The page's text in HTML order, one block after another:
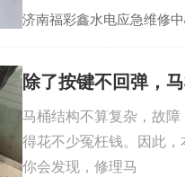
济南福彩鑫水电应急维修
除了按键不回弹，
马桶结构不算复杂，故
得花不少冤枉钱。因此
你会发现，修理马